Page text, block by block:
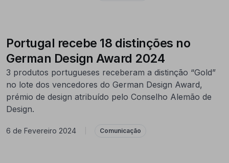
Portugal recebe 18 distinções no
German Design Award 2024
3 produtos portugueses receberam a distinção “Gold”
no lote dos vencedores do German Design Award,
prémio de design atribuído pelo Conselho Alemão de
Design.
6 de Fevereiro 2024 Comunicação